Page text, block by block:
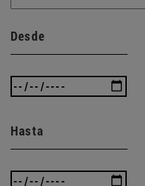
Desde
Hasta